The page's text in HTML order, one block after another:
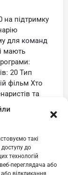
такі
доступу до
технологій
переглядача або
відкликання
на підтримку
для команд
мають
20 Тип
фільм Хто
та
Дедлайн: 17